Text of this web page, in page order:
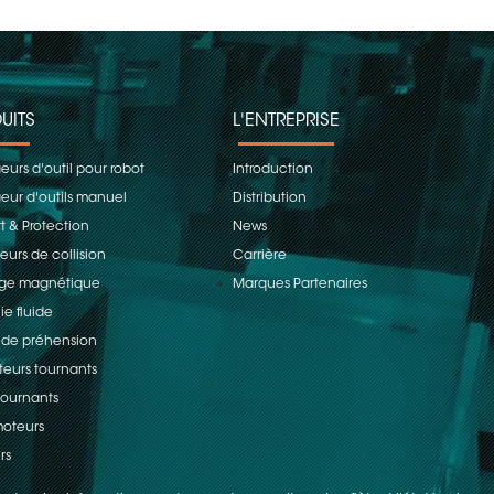
d'outil pour robot
d'outils manuel
& Protection
de collision
magnétique
fluide
de préhension
tournants
L'ENTREPRISE
Introduction
Distribution
News
Carrière
Marques Partenaires